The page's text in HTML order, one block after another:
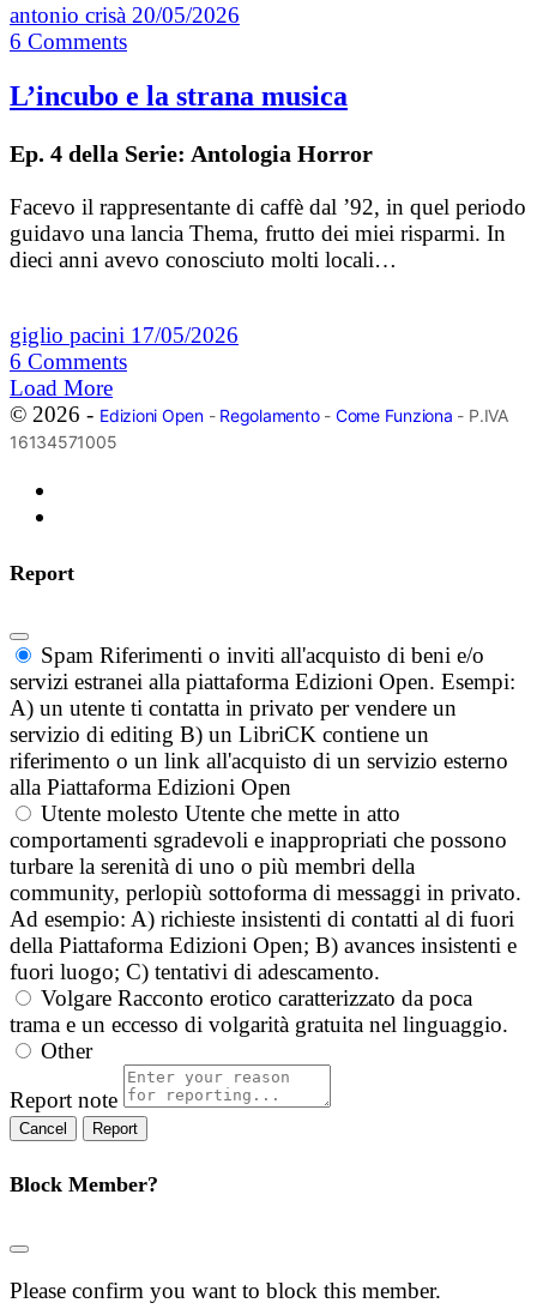
antonio crisà 20/05/2026
6 Comments
L’incubo e la strana musica
Ep. 4 della Serie: Antologia Horror
Facevo il rappresentante di caffè dal ’92, in quel periodo
guidavo una lancia Thema, frutto dei miei risparmi. In
dieci anni avevo conosciuto molti locali…
giglio pacini 17/05/2026
6 Comments
Load More
© 2026 - Edizioni Open- Regolamento- Come Funziona - P.IVA
16134571005
Report
Spam Riferimenti o inviti all'acquisto di beni e/o
servizi estranei alla piattaforma Edizioni Open. Esempi:
A) un utente ti contatta in privato per vendere un
servizio di editing B) un LibriCK contiene un
riferimento o un link all'acquisto di un servizio esterno
alla Piattaforma Edizioni Open
Utente molesto Utente che mette in atto
comportamenti sgradevoli e inappropriati che possono
turbare la serenità di uno o più membri della
community, perlopiù sottoforma di messaggi in privato.
Ad esempio: A) richieste insistenti di contatti al di fuori
della Piattaforma Edizioni Open; B) avances insistenti e
fuori luogo; C) tentativi di adescamento.
Volgare Racconto erotico caratterizzato da poca
trama e un eccesso di volgarità gratuita nel linguaggio.
Other
Report note
Report
Block Member?
Please confirm you want to block this member.